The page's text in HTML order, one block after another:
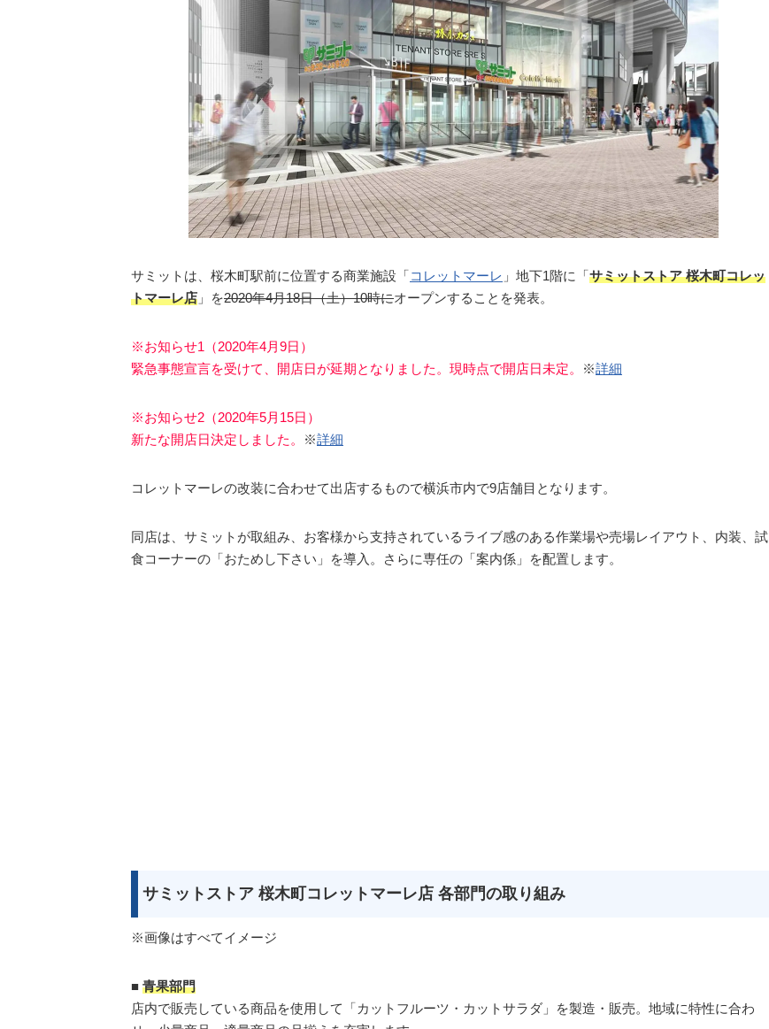
サミットは、桜木町駅前に位置する商業施設「コレットマーレ 」地下1階に「サミットストア 桜木町コレッ
トマーレ店 」を2020年4月18日（土）10時にオープンすることを発表。
※お知らせ1（2020年4月9日）
緊急事態宣言を受けて、開店日が延期となりました。現時点で開店日未定。
※詳細
※お知らせ2（2020年5月15日）
新たな開店日決定しました。
※詳細
コレットマーレの改装に合わせて出店するもので横浜市内で9店舗目となります。
同店は、サミットが取組み、お客様から支持されているライブ感のある作業場や売場レイアウト、内装、試
食コーナーの「おためし下さい」を導入。さらに専任の「案内係」を配置します。
サミットストア 桜木町コレットマーレ店 各部門の取り組み
※画像はすべてイメージ
■ 青果部門
店内で販売している商品を使用して「カットフルーツ・カットサラダ」を製造・販売。地域に特性に合わ